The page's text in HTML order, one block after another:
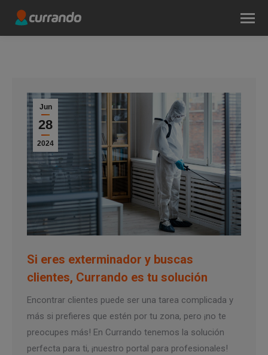
Jun
28
2024
Si eres exterminador y buscas
clientes, Currando es tu solución
Encontrar clientes puede ser una tarea complicada y
más si prefieres que estén por tu zona, pero ¡no te
preocupes más! En Currando tenemos la solución
perfecta para ti, ¡nuestro portal para profesionales!